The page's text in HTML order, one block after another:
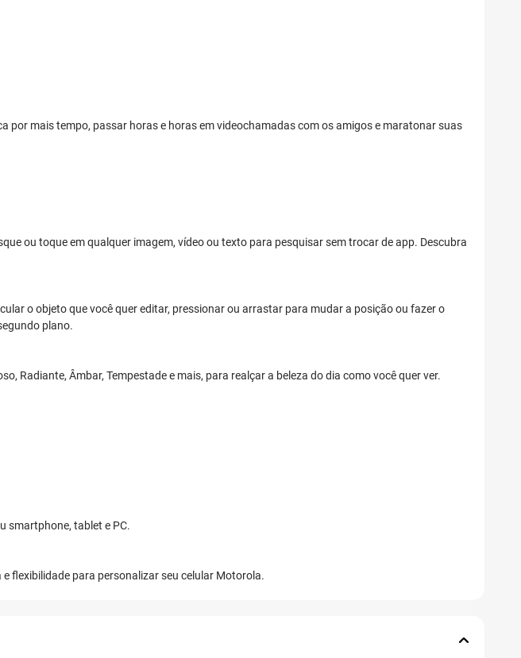
por mais tempo, passar horas e horas em videochamadas com os amigos e maratonar suas
ou toque em qualquer imagem, vídeo ou texto para pesquisar sem trocar de app. Descubra
o objeto que você quer editar, pressionar ou arrastar para mudar a posição ou fazer o
plano.
Radiante, Âmbar, Tempestade e mais, para realçar a beleza do dia como você quer ver.
smartphone, tablet e PC.
flexibilidade para personalizar seu celular Motorola.